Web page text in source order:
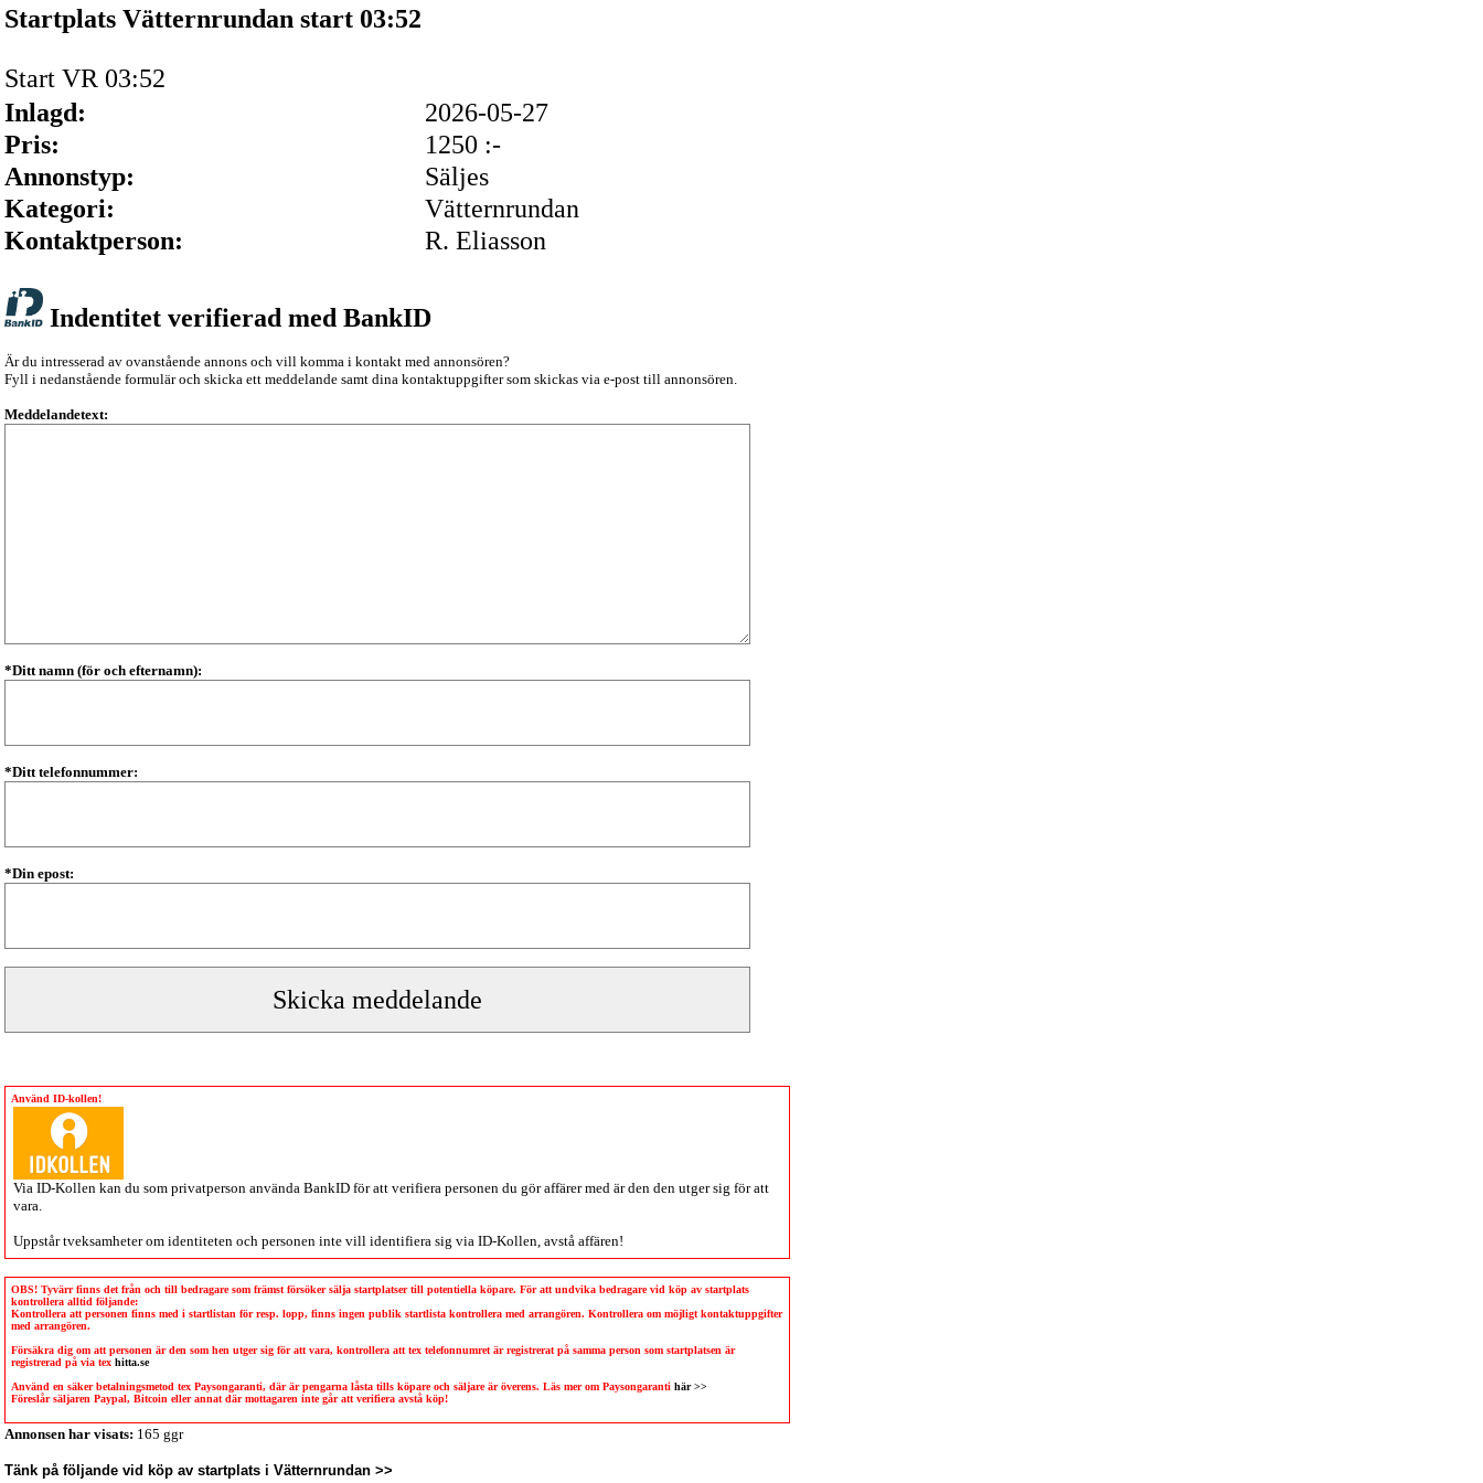
Startplats Vätternrundan start 03:52
Start VR 03:52
Inlagd:
2026-05-27
Pris:
1250 :-
Annonstyp:
Säljes
Kategori:
Vätternrundan
Kontaktperson:
R. Eliasson
Indentitet verifierad med BankID
Är du intresserad av ovanstående annons och vill komma i kontakt med annonsören?
Fyll i nedanstående formulär och skicka ett meddelande samt dina kontaktuppgifter som skickas via e-post till annonsören.
Meddelandetext:
*Ditt namn (för och efternamn):
*Ditt telefonnummer:
*Din epost:
Använd ID-kollen!
Via ID-Kollen kan du som privatperson använda BankID för att verifiera personen du gör affärer med är den den utger sig för att
vara.
Uppstår tveksamheter om identiteten och personen inte vill identifiera sig via ID-Kollen , avstå affären!
OBS! Tyvärr finns det från och till bedragare som främst försöker sälja startplatser till potentiella köpare. För att undvika bedragare vid köp av startplats
kontrollera alltid följande:
Kontrollera att personen finns med i startlistan för resp. lopp, finns ingen publik startlista kontrollera med arrangören. Kontrollera om möjligt kontaktuppgifter
med arrangören.
Försäkra dig om att personen är den som hen utger sig för att vara, kontrollera att tex telefonnumret är registrerat på samma person som startplatsen är
registrerad på via tex hitta.se
Använd en säker betalningsmetod tex Paysongaranti, där är pengarna låsta tills köpare och säljare är överens. Läs mer om Paysongaranti här >>
Föreslår säljaren Paypal, Bitcoin eller annat där mottagaren inte går att verifiera avstå köp!
Annonsen har visats: 165 ggr
Tänk på följande vid köp av startplats i Vätternrundan >>